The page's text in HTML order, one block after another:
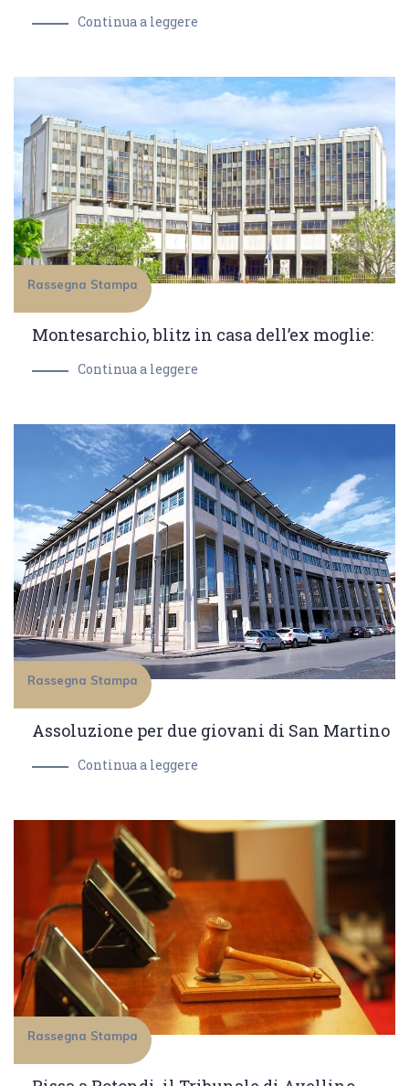
Continua a leggere
Rassegna Stampa
Montesarchio, blitz in casa dell’ex moglie:
Continua a leggere
Rassegna Stampa
Assoluzione per due giovani di San Martino
Continua a leggere
Rassegna Stampa